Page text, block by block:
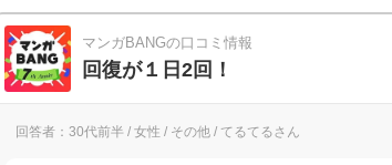
マンガBANGの口コミ情報
回復が１日2回！
回答者：30代前半 / 女性 / その他 / てるてるさん